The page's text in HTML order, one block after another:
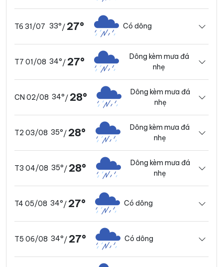
T6 31/07 33°/ 27° Có dông
T7 01/08 34°/ 27°
Dông kèm mưa đá
nhẹ
CN 02/08 34°/ 28°
Dông kèm mưa đá
nhẹ
T2 03/08 35°/ 28°
Dông kèm mưa đá
nhẹ
T3 04/08 35°/ 28°
Dông kèm mưa đá
nhẹ
T4 05/08 34°/ 27° Có dông
T5 06/08 34°/ 27° Có dông